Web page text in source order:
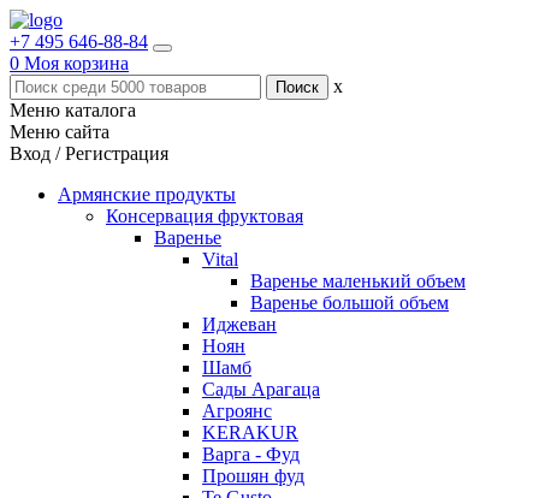
+7 495 646-88-84
0 Моя корзина
x
Меню каталога
Меню сайта
Вход / Регистрация
Армянские продукты
Консервация фруктовая
Варенье
Vital
Варенье маленький объем
Варенье большой объем
Иджеван
Ноян
Шамб
Сады Арагаца
Агроянс
KERAKUR
Варга - Фуд
Прошян фуд